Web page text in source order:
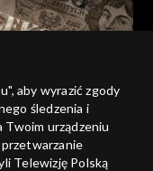
PRL
rock
aby wyrazić zgody
śledzenia i
Twoim urządzeniu
Telewizję Polską